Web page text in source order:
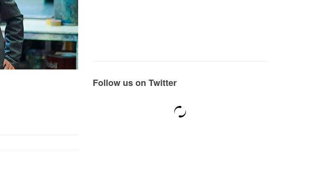
Follow us on Twitter